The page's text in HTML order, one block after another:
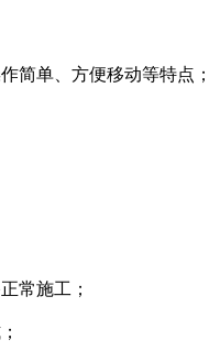
单、方便移动等特点；
常施工；